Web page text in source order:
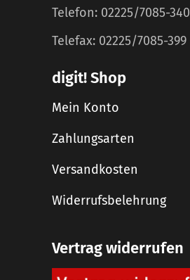
Telefon: 02225/7085-340
Telefax: 02225/7085-399
digit! Shop
Mein Konto
Zahlungsarten
Versandkosten
Widerrufsbelehrung
Vertrag widerrufen